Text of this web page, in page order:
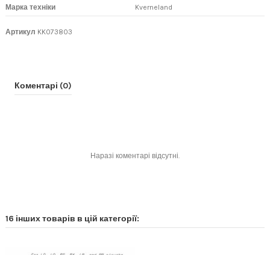
Марка техніки Kverneland
Артикул KK073803
Коментарі (0)
Наразі коментарі відсутні.
16 інших товарів в цій категорії: